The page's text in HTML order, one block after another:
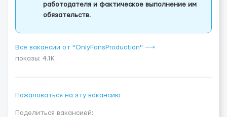
работодателя и фактическое выполнение им
обязательств.
Все вакансии от "OnlyFansProduction" ⟶
показы: 4.1K
Пожаловаться на эту вакансию
Поделиться вакансией: